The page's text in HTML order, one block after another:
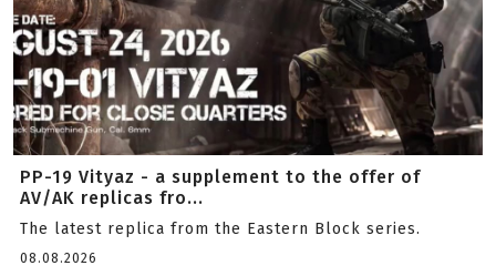
PP-19 Vityaz - a supplement to the offer of
AV/AK replicas fro...
The latest replica from the Eastern Block series.
08.08.2026